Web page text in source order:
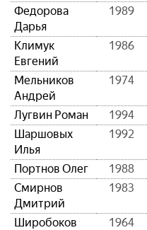
Федорова
Дарья
1989
Климук
Евгений
1986
Мельников
Андрей
1974
Лугвин Роман 1994
Шаршовых
Илья
1992
Портнов Олег 1988
Смирнов
Дмитрий
1983
Широбоков
1964